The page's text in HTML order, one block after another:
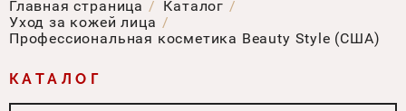
Главная страница
Каталог
Уход за кожей лица
Профессиональная косметика Beauty Style (США)
КАТАЛОГ